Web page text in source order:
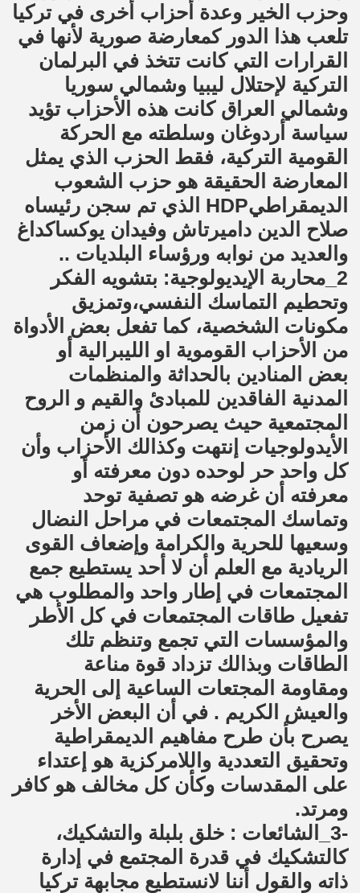
وحزب الخير وعدة أحزاب أخرى في تركيا
تلعب هذا الدور كمعارضة صورية لأنها في
القرارات التي كانت تتخذ في البرلمان
التركية لإحتلال ليبيا وشمالي سوريا
وشمالي العراق كانت هذه الأحزاب تؤيد
سياسة أردوغان وسلطته مع الحركة
القومية التركية، فقط الحزب الذي يمثل
المعارضة الحقيقة هو حزب الشعوب
الديمقراطيHDP الذي تم سجن رئيساه
صلاح الدين داميرتاش وفيدان يوكساكداغ
والعديد من نوابه ورؤساء البلديات ..
2_محاربة الإيديولوجية: بتشويه الفكر
وتحطيم التماسك النفسي،وتمزيق
مكونات الشخصية، كما تفعل بعض الأدواة
من الأحزاب القوموية او الليبرالية أو
بعض المنادين بالحداثة والمنظمات
المدنية الفاقدين للمبادئ والقيم و الروح
المجتمعية حيث يصرحون أن زمن
الأيدولوجيات إنتهت وكذالك الأحزاب وأن
كل واحد حر لوحده دون معرفته أو
معرفته أن غرضه هو تصفية توحد
وتماسك المجتمعات في مراحل النضال
وسعيها للحرية والكرامة وإضعاف القوى
الريادية مع العلم أن لا أحد يستطيع جمع
المجتمعات في إطار واحد والمطلوب هي
تفعيل طاقات المجتمعات في كل الأطر
والمؤسسات التي تجمع وتنظم تلك
الطاقات وبذالك تزداد قوة مناعة
ومقاومة المجتعات الساعية إلى الحرية
والعيش الكريم . في أن البعض الأخر
يصرح بأن طرح مفاهيم الديمقراطية
وتحقيق التعددية واللامركزية هو إعتداء
على المقدسات وكأن كل مخالف هو كافر
ومرتد.
-3_الشائعات : خلق بلبلة والتشكيك،
كالتشكيك في قدرة المجتمع في إدارة
ذاته والقول أننا لانستطيع مجابهة تركيا